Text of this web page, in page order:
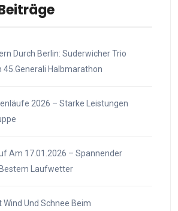
Durch Berlin: Suderwicher Trio
45.Generali Halbmarathon
2026 – Starke Leistungen
Am 17.01.2026 – Spannender
Laufwetter
Wind Und Schnee Beim